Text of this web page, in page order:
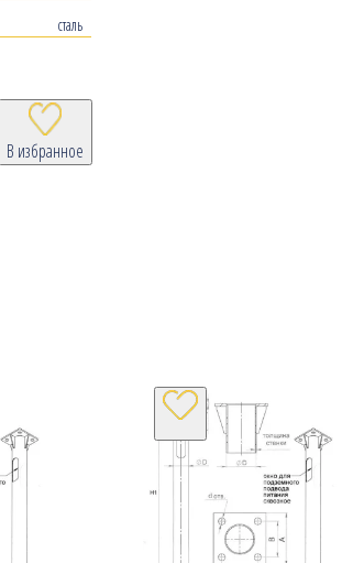
сталь
В избранное